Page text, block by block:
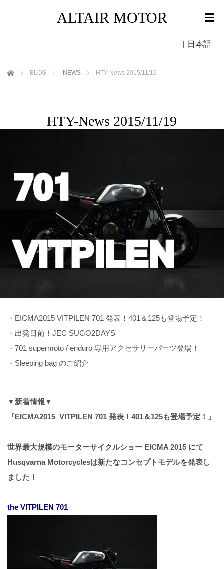
ALTAIR MOTOR
日本語
ホーム BLOG NEWS HTY-News 2015/11/19
HTY-News 2015/11/19
・EICMA2015 VITPILEN 701 発表！401＆125も登場予定！
・出発目前！JEC SUGO2DAYS
・701 supermoto / enduro 専用アクセサリーパーツ登場！
・Sleeping bag のご紹介
▼新着情報▼
『EICMA2015 VITPILEN 701 発表！401＆125も登場予定！』
世界最大規模のモーターサイクルショー EICMA 2015 にて
Husqvarna Motorcyclesは新たなコンセプトモデルを発表し
ました！
the VITPILEN 701